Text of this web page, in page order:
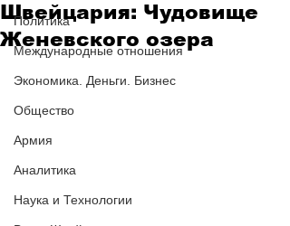
Политика
Международные отношения
Экономика. Деньги. Бизнес
Общество
Армия
Аналитика
Наука и Технологии
Швейцария: Чудовище
Женевского озера